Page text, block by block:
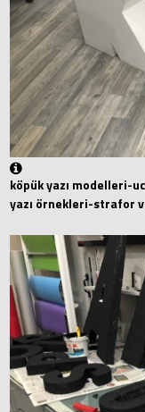
köpük yazı modelleri-
yazı örnekleri-strafor